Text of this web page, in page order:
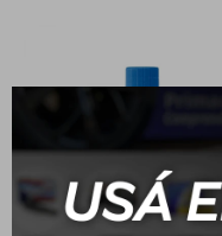
Lubricantes
Aditivos